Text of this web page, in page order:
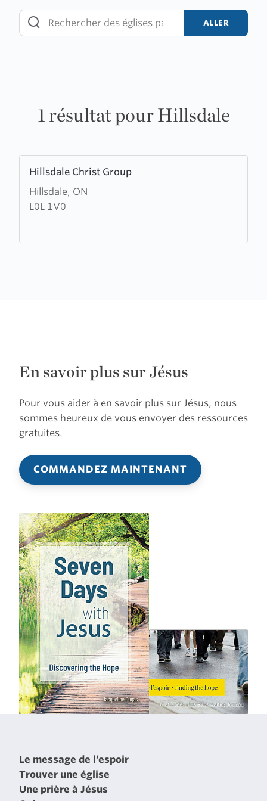
content
ALLER
1 résultat pour Hillsdale
Hillsdale Christ Group
Hillsdale, ON
L0L 1V0
more
about
Hillsdale
En savoir plus sur Jésus
Pour vous aider à en savoir plus sur Jésus, nous
sommes heureux de vous envoyer des ressources
gratuites.
COMMANDEZ MAINTENANT
Le message de l’espoir
Trouver une église
Une prière à Jésus